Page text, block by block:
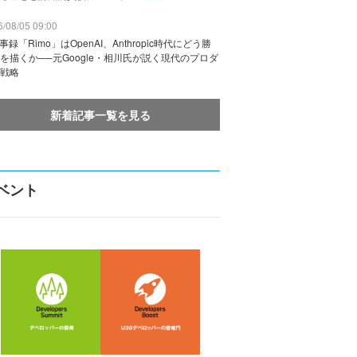
08/05 09:00
録「Rimo」はOpenAI、Anthropic時代にどう勝
描くか──元Google・相川氏が説く現代のプロダ
略
新着記事一覧を見る
ント